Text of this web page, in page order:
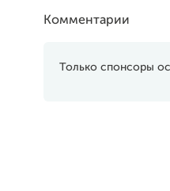
Комментарии
Только спонсоры